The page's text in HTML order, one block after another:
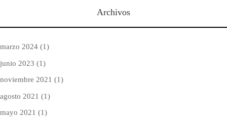
Archivos
marzo 2024 (1)
junio 2023 (1)
noviembre 2021 (1)
agosto 2021 (1)
mayo 2021 (1)